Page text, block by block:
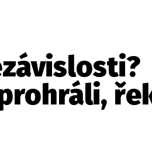
Inzerce Osobní údaje / Cookies
MEDIA GROUP s.r.o., IČ: 118